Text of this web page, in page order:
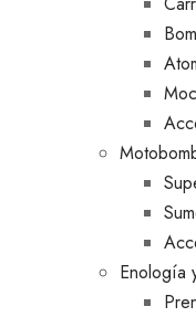
Enología